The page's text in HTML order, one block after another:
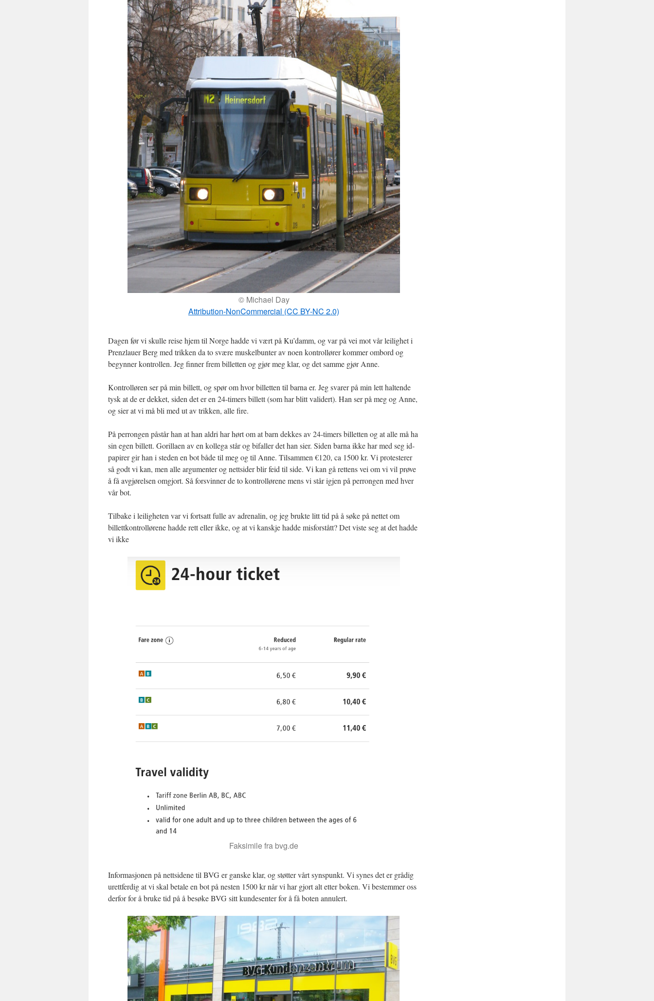
© Michael Day
Attribution-NonCommercial (CC BY-NC 2.0)
Dagen før vi skulle reise hjem til Norge hadde vi vært på Ku’damm, og var på vei mot vår leilighet i
Prenzlauer Berg med trikken da to svære muskelbunter av noen kontrollører kommer ombord og
begynner kontrollen. Jeg finner frem billetten og gjør meg klar, og det samme gjør Anne.
Kontrolløren ser på min billett, og spør om hvor billetten til barna er. Jeg svarer på min lett haltende
tysk at de er dekket, siden det er en 24-timers billett (som har blitt validert). Han ser på meg og Anne,
og sier at vi må bli med ut av trikken, alle fire.
På perrongen påstår han at han aldri har hørt om at barn dekkes av 24-timers billetten og at alle må ha
sin egen billett. Gorillaen av en kollega står og bifaller det han sier. Siden barna ikke har med seg id-
papirer gir han i steden en bot både til meg og til Anne. Tilsammen €120, ca 1500 kr. Vi protesterer
så godt vi kan, men alle argumenter og nettsider blir feid til side. Vi kan gå rettens vei om vi vil prøve
å få avgjørelsen omgjort. Så forsvinner de to kontrollørene mens vi står igjen på perrongen med hver
vår bot.
Tilbake i leiligheten var vi fortsatt fulle av adrenalin, og jeg brukte litt tid på å søke på nettet om
billettkontrollørene hadde rett eller ikke, og at vi kanskje hadde misforstått? Det viste seg at det hadde
vi ikke
Faksimile fra bvg.de
Informasjonen på nettsidene til BVG er ganske klar, og støtter vårt synspunkt. Vi synes det er grådig
urettferdig at vi skal betale en bot på nesten 1500 kr når vi har gjort alt etter boken. Vi bestemmer oss
derfor for å bruke tid på å besøke BVG sitt kundesenter for å få boten annulert.